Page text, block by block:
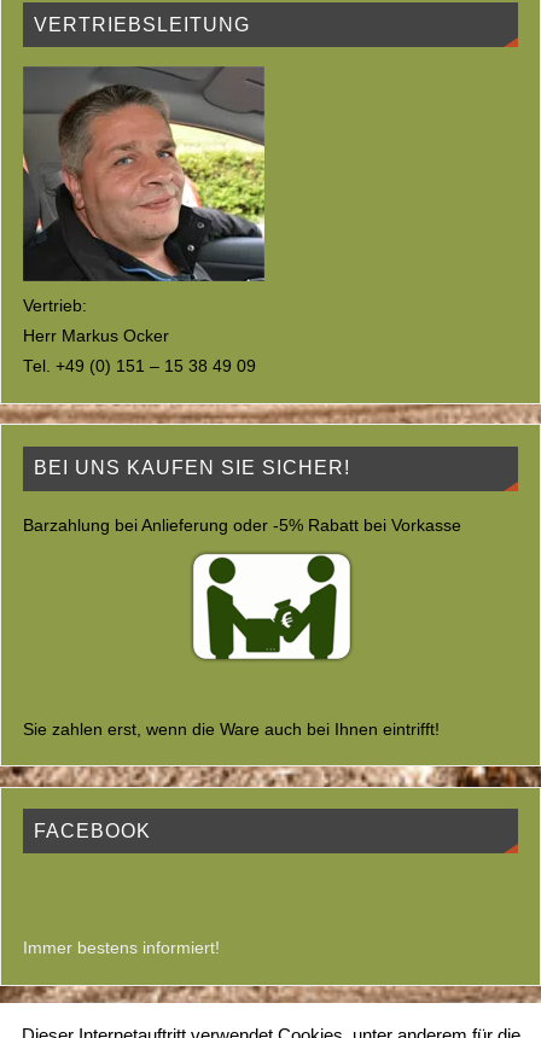
VERTRIEBSLEITUNG
Vertrieb:
Herr Markus Ocker
Tel. +49 (0) 151 – 15 38 49 09
BEI UNS KAUFEN SIE SICHER!
Barzahlung bei Anlieferung oder -5% Rabatt bei Vorkasse
Sie zahlen erst, wenn die Ware auch bei Ihnen eintrifft!
FACEBOOK
Immer bestens informiert!